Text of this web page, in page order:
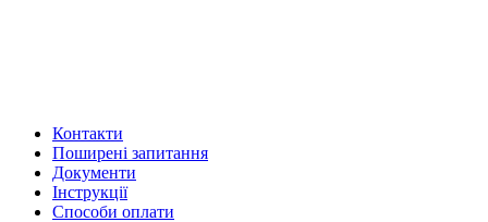
Контакти
Поширені запитання
Документи
Інструкції
Способи оплати